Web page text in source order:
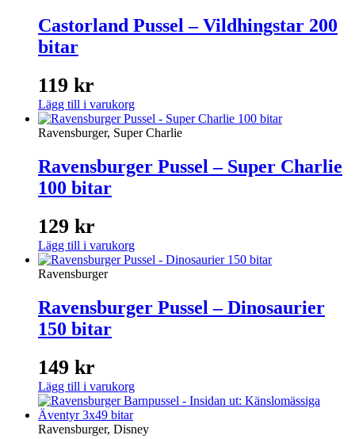
Castorland Pussel – Vildhingstar 200
bitar
119 kr
Lägg till i varukorg
Ravensburger, Super Charlie
Ravensburger Pussel – Super Charlie
100 bitar
129 kr
Lägg till i varukorg
Ravensburger
Ravensburger Pussel – Dinosaurier
150 bitar
149 kr
Lägg till i varukorg
Ravensburger, Disney